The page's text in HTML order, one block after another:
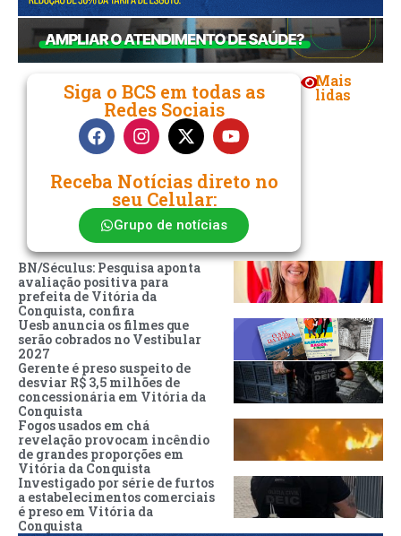
Siga o BCS em todas as
Redes Sociais
Receba Notícias direto no
seu Celular:
Grupo de notícias
Mais
lidas
BN/Séculus: Pesquisa aponta
avaliação positiva para
prefeita de Vitória da
Conquista, confira
Uesb anuncia os filmes que
serão cobrados no Vestibular
2027
Gerente é preso suspeito de
desviar R$ 3,5 milhões de
concessionária em Vitória da
Conquista
Fogos usados em chá
revelação provocam incêndio
de grandes proporções em
Vitória da Conquista
Investigado por série de furtos
a estabelecimentos comerciais
é preso em Vitória da
Conquista